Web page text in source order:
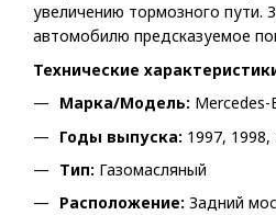
увеличению тормозного пути.
автомобилю предсказуемое
Технические
Марка/Модель: Mercedes-
Годы выпуска: 1997,
Тип: Газомасляный
Расположение: Задний